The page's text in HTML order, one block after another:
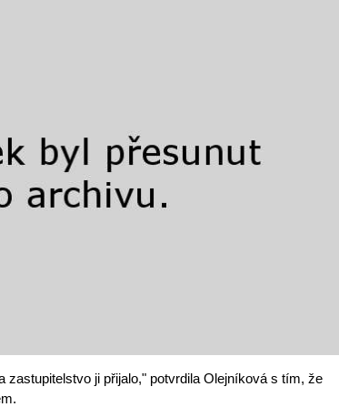
zastupitelstvo ji přijalo," potvrdila Olejníková s tím, že